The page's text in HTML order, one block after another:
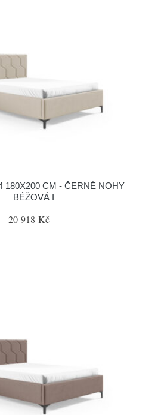
180X200 CM - ČERNÉ NOHY
BÉŽOVÁ I
20 918 Kč